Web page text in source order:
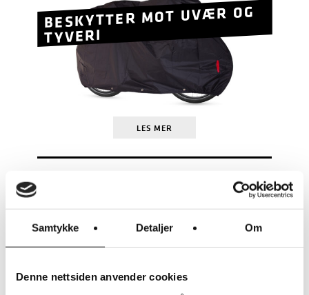
Samtykke Detaljer Om
Denne nettsiden anvender cookies
BESKYTTER MOT UVÆR OG
TYVERI
LES MER
RM MULTITINKER VESKER 2 X
42 LITER (H)